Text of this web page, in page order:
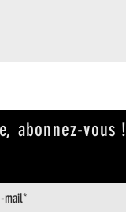
abonnez-vous !